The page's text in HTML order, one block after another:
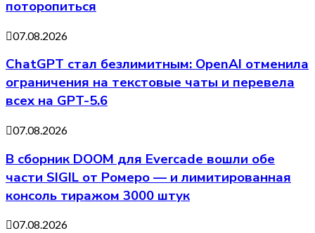
поторопиться
07.08.2026
ChatGPT стал безлимитным: OpenAI отменила
ограничения на текстовые чаты и перевела
всех на GPT-5.6
07.08.2026
В сборник DOOM для Evercade вошли обе
части SIGIL от Ромеро — и лимитированная
консоль тиражом 3000 штук
07.08.2026